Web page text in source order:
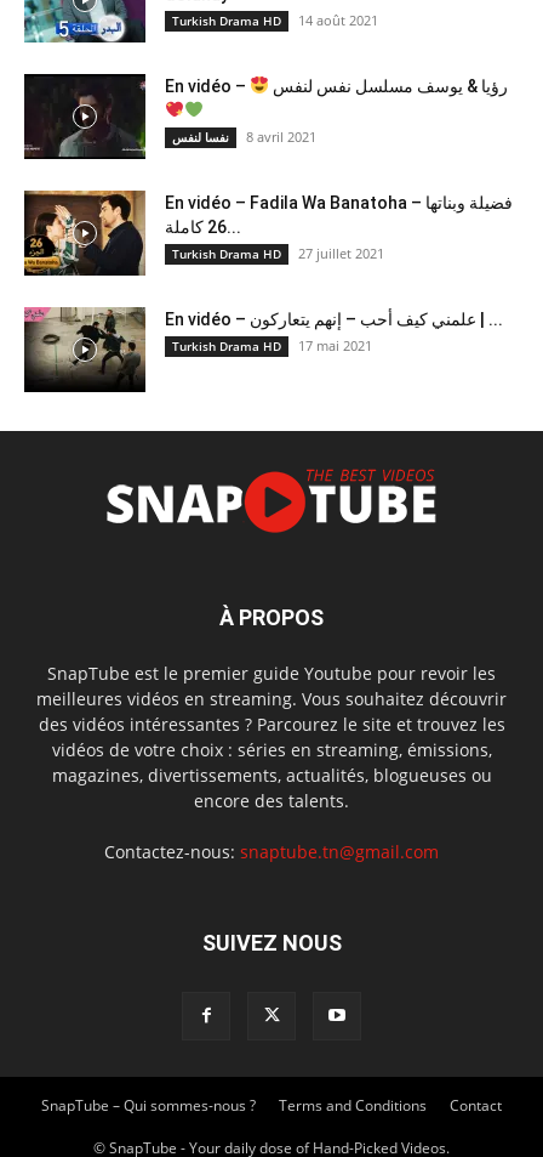
Turkish Drama HD 14 août 2021
En vidéo – رؤيا & يوسف مسلسل نفس لنفس
نفسا لنفس 8 avril 2021
En vidéo – Fadila Wa Banatoha – فضيلة وبناتها
26 كاملة...
Turkish Drama HD 27 juillet 2021
En vidéo – علمني كيف أحب – إنهم يتعاركون ​| ...
Turkish Drama HD 17 mai 2021
À PROPOS
SnapTube est le premier guide Youtube pour revoir les
meilleures vidéos en streaming. Vous souhaitez découvrir
des vidéos intéressantes ? Parcourez le site et trouvez les
vidéos de votre choix : séries en streaming, émissions,
magazines, divertissements, actualités, blogueuses ou
encore des talents.
Contactez-nous: snaptube.tn@gmail.com
SUIVEZ NOUS
SnapTube – Qui sommes-nous ? Terms and Conditions Contact
© SnapTube - Your daily dose of Hand-Picked Videos.